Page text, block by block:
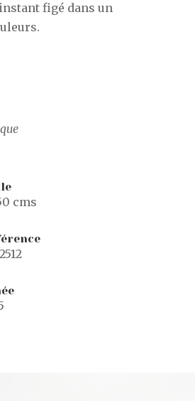
figé dans un
cms